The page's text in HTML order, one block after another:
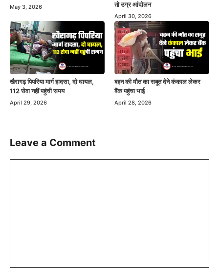
May 3, 2026
तो उग्र आंदोलन
April 30, 2026
खैरागढ़ पिपरिया मार्ग हादसा, दो घायल,
112 सेवा नहीं पहुंची समय
April 29, 2026
बहन की मौत का सबूत देने कंकाल लेकर
बैंक पहुंचा भाई
April 28, 2026
Leave a Comment